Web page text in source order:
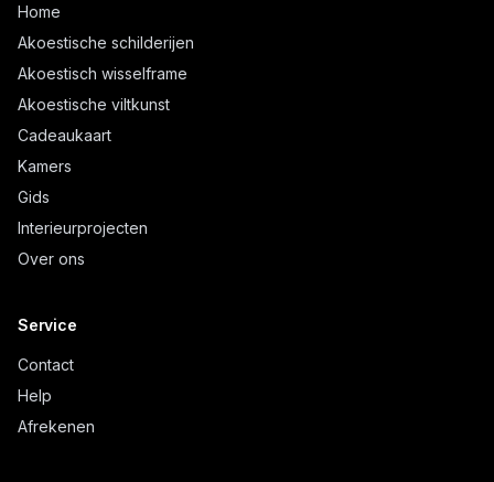
Home
Akoestische schilderijen
Akoestisch wisselframe
Akoestische viltkunst
Cadeaukaart
Kamers
Gids
Interieurprojecten
Over ons
Service
Contact
Help
Afrekenen